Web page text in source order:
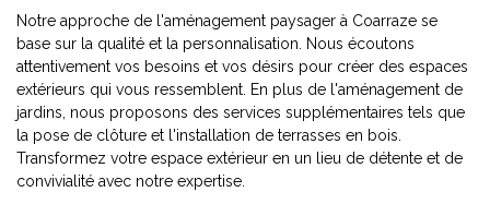
Notre approche de l'aménagement paysager à Coarraze se
base sur la qualité et la personnalisation. Nous écoutons
attentivement vos besoins et vos désirs pour créer des espaces
extérieurs qui vous ressemblent. En plus de l'aménagement de
jardins, nous proposons des services supplémentaires tels que
la pose de clôture et l'installation de terrasses en bois.
Transformez votre espace extérieur en un lieu de détente et de
convivialité avec notre expertise.